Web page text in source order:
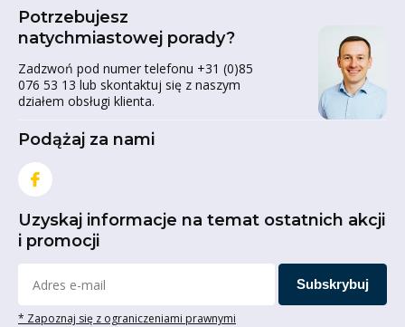
Potrzebujesz
natychmiastowej porady?
Zadzwoń pod numer telefonu +31 (0)85
076 53 13 lub skontaktuj się z naszym
działem obsługi klienta.
Podążaj za nami
Uzyskaj informacje na temat ostatnich akcji
i promocji
Subskrybuj
* Zapoznaj się z ograniczeniami prawnymi